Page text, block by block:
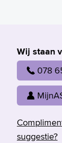
Wij staan
078
suggestie?